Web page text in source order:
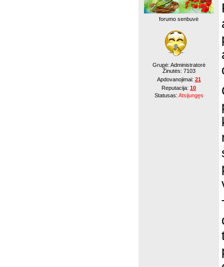
forumo senbuvė
Grupė: Administratorė
Žinutės: 7103
Apdovanojimai: 21
Reputacija: 10
Statusas: Atsijungęs